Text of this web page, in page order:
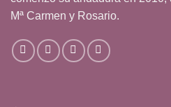
Mª Carmen y Rosario.